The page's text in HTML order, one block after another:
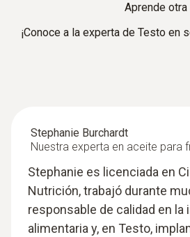
Aprende otra
¡Conoce a la experta de Testo en
Stephanie Burchardt
Nuestra experta en aceite para
Stephanie es licenciada en
Nutrición, trabajó durante
responsable de calidad en la
alimentaria y, en Testo,